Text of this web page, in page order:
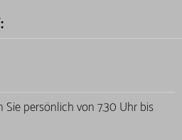
Sie persönlich von 7.30 Uhr bis